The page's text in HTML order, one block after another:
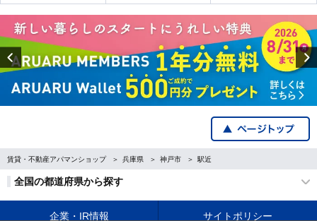
Previous
賃貸・不動産アパマンショップ 兵庫県 神戸市 駅近
全国の都道府県から探す
企業・IR情報 サイトポリシー